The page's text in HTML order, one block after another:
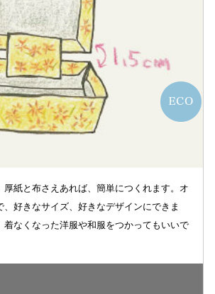
厚紙と布さえあれば、簡単につくれます。オ
、好きなサイズ、好きなデザインにできま
着なくなった洋服や和服をつかってもいいで